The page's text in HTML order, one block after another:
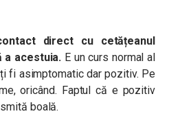
direct cu cetățeanul
a acestuia. E un curs normal al
fi asimptomatic dar pozitiv. Pe
oricând. Faptul că e pozitiv
boală.